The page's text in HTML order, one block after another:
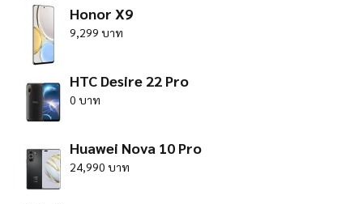
Honor X9
9,299 บาท
HTC Desire 22 Pro
0 บาท
Huawei Nova 10 Pro
24,990 บาท